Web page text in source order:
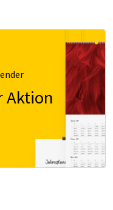
Aktion